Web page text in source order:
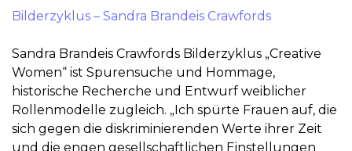
Bilderzyklus – Sandra Brandeis Crawfords
Sandra Brandeis Crawfords Bilderzyklus „Creative
Women“ ist Spurensuche und Hommage,
historische Recherche und Entwurf weiblicher
Rollenmodelle zugleich. „Ich spürte Frauen auf, die
sich gegen die diskriminierenden Werte ihrer Zeit
und die engen gesellschaftlichen Einstellungen